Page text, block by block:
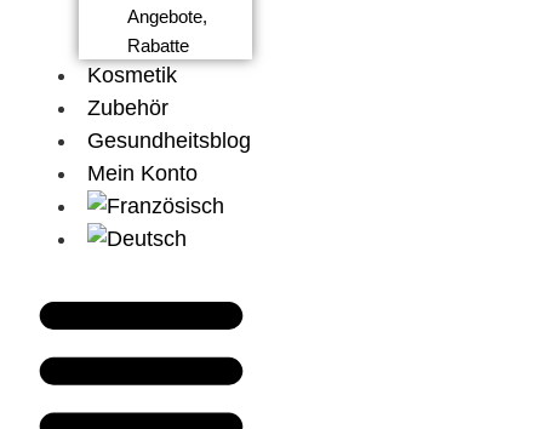
Angebote,
Rabatte
Kosmetik
Zubehör
Gesundheitsblog
Mein Konto